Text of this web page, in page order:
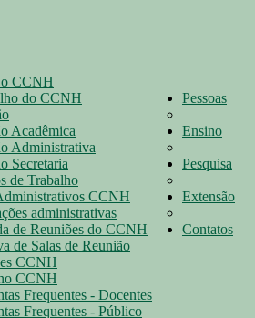
o CCNH
do CCNH
Acadêmica
Administrativa
Secretaria
de Trabalho
CCNH
administrativas
de Reuniões do CCNH
de Salas de Reunião
CCNH
CCNH
Frequentes - Docentes
Frequentes - Público
Pessoas
Ensino
Pesquisa
Extensão
Contatos